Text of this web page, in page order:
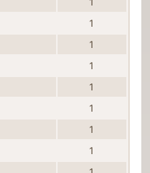
1
1
1
1
1
1
1